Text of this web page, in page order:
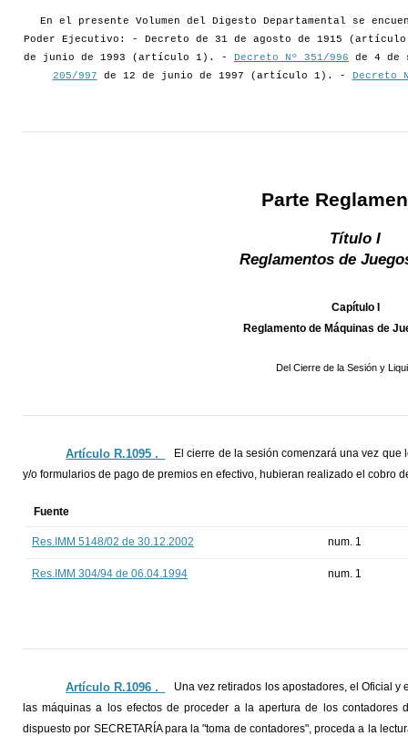
En el presente Volumen del Digesto Departamental se
Poder Ejecutivo: - Decreto de 31 de agosto de 1915
de junio de 1993 (artículo 1). -
Decreto Nº 351/996 de 4 de
205/997 de 12 de junio de 1997 (artículo 1). - Decreto
Parte
Título I
Reglamentos de
Capítulo I
Reglamento de Máquinas de
Del Cierre de la Sesión y
Artículo R.1095 ._
El cierre de la sesión comenzará una vez
y/o formularios de pago de premios en efectivo, hubieran realizado el cobro
Fuente
Res.IMM 5148/02 de 30.12.2002 num. 1
Res.IMM 304/94 de 06.04.1994 num. 1
Artículo R.1096 ._
Una vez retirados los apostadores, el Oficial y
las máquinas a los efectos de proceder a la apertura de los
dispuesto por SECRETARÍA para la "toma de contadores", proceda a la